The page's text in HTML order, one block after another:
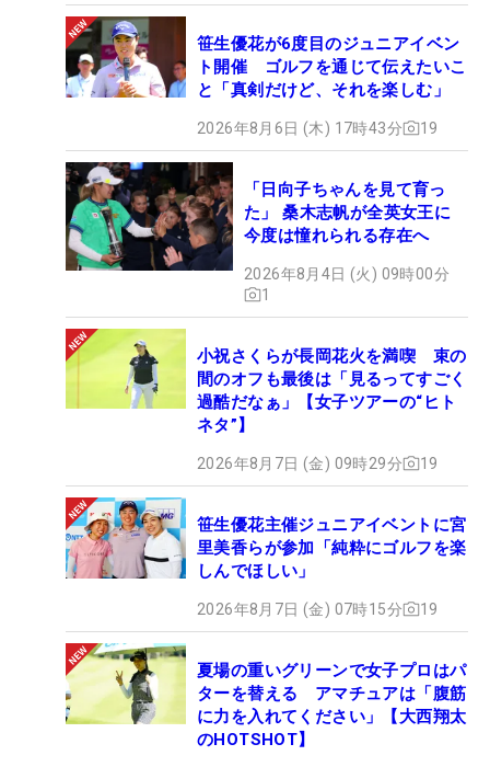
笹生優花が6度目のジュニアイベン
ト開催 ゴルフを通じて伝えたいこ
と「真剣だけど、それを楽しむ」
2026年8月6日 (木) 17時43分 19
「日向子ちゃんを見て育っ
た」 桑木志帆が全英女王に
今度は憧れられる存在へ
2026年8月4日 (火) 09時00分
1
小祝さくらが長岡花火を満喫 束の
間のオフも最後は「見るってすごく
過酷だなぁ」【女子ツアーの“ヒト
ネタ”】
2026年8月7日 (金) 09時29分 19
笹生優花主催ジュニアイベントに宮
里美香らが参加「純粋にゴルフを楽
しんでほしい」
2026年8月7日 (金) 07時15分 19
夏場の重いグリーンで女子プロはパ
ターを替える アマチュアは「腹筋
に力を入れてください」【大西翔太
のHOTSHOT】